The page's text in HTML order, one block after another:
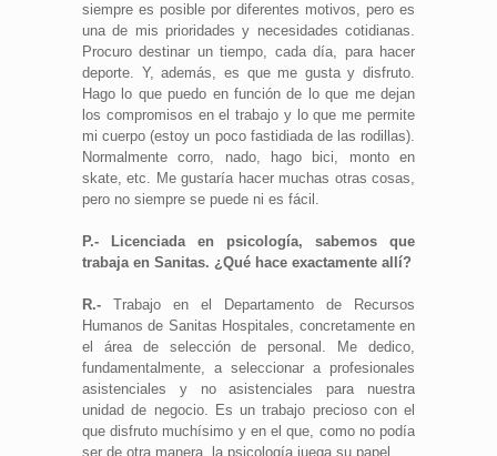
siempre es posible por diferentes motivos, pero es
una de mis prioridades y necesidades cotidianas.
Procuro destinar un tiempo, cada día, para hacer
deporte. Y, además, es que me gusta y disfruto.
Hago lo que puedo en función de lo que me dejan
los compromisos en el trabajo y lo que me permite
mi cuerpo (estoy un poco fastidiada de las rodillas).
Normalmente corro, nado, hago bici, monto en
skate, etc. Me gustaría hacer muchas otras cosas,
pero no siempre se puede ni es fácil.
P.- Licenciada en psicología, sabemos que
trabaja en Sanitas. ¿Qué hace exactamente allí?
R.- Trabajo en el Departamento de Recursos
Humanos de Sanitas Hospitales, concretamente en
el área de selección de personal. Me dedico,
fundamentalmente, a seleccionar a profesionales
asistenciales y no asistenciales para nuestra
unidad de negocio. Es un trabajo precioso con el
que disfruto muchísimo y en el que, como no podía
ser de otra manera, la psicología juega su papel.